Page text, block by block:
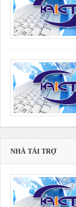
NHÀ TÀI TRỢ